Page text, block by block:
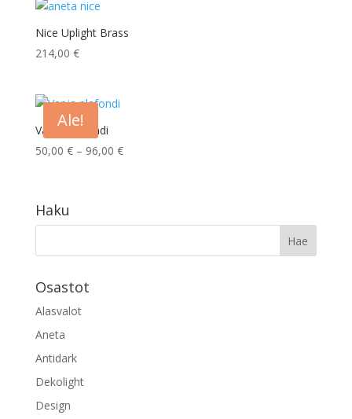
Nice Uplight Brass
214,00 €
Ale!
Vanja Plafondi
50,00 € – 96,00 €Hintaluokka:
Haku
Osastot
Alasvalot
Aneta
Antidark
Dekolight
Design